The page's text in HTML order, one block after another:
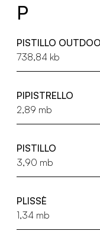
P
PISTILLO
738,84 kb
PIPISTRELLO
2,89 mb
PISTILLO
3,90 mb
PLISSÈ
1,34 mb